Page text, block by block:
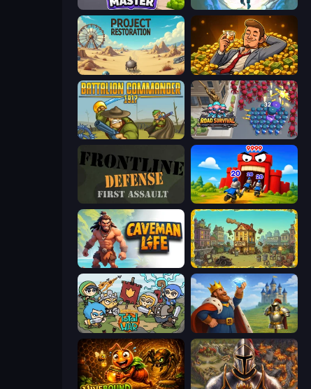
Trash Master Cursed Treasure Level Pack
Project Restoration Idle Billionaire Tycoon
Battalion Commander 1917 Road Survival
Frontline Defense TimeWarriors
Caveman Life The Garbaggio Hotel
Raid Heroes: Total War Idle Crafting Empire Tycoon